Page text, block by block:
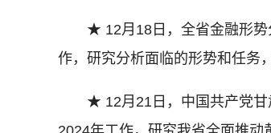
★ 12月18日，全省金融形势
作，研究分析面临的形势和任务
★ 12月21日，中国共产党甘